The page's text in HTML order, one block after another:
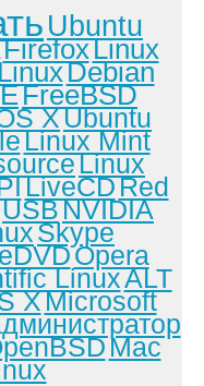
Ubuntu
FirefoxLinux
Debian
FreeBSD
XUbuntu
Linux Mint
Linux
LiveCDRed
USBNVIDIA
Skype
Opera
LinuxALT
XMicrosoft
Mac